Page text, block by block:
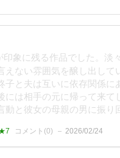
印象に残る作品でした。淡
えない雰囲気を醸し出し
子と夫は互いに依存関係
には相手の元に帰って来て
動と彼女の母親の男に振り
コメント(0) 2026/02/24